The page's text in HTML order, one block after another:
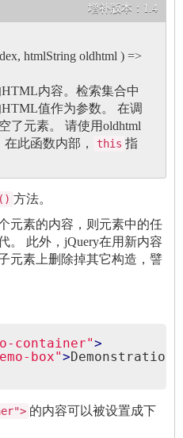
增补版本： 1.4
htmlString oldhtml ) =>
内容。检索集合中
值作为参数。 在调
了元素。 请使用oldhtml
此函数内部，
this 指
方法。
元素的内容，则元素中的任
。 此外，jQuery在用新内容
元素上删除掉其它构造，譬
container">
box">Demonstration
的内容可以被设置成下